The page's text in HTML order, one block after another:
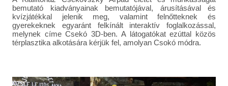
bemutató kiadványainak bemutatójával, árusításával és
kvízjátékkal jelenik meg, valamint felnőtteknek és
gyerekeknek egyaránt felkínált interaktív foglalkozással,
melynek címe Csekó 3D-ben. A látogatókat ezúttal közös
térplasztika alkotására kérjük fel, amolyan Csokó módra.